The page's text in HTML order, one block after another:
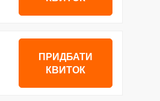
ПРИДБАТИ
КВИТОК